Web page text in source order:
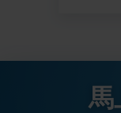
馬